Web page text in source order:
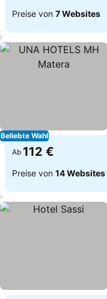
Preise von 7 Websites
Beliebte Wahl
Ab 112 €
Preise von 14 Websites